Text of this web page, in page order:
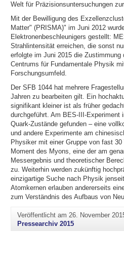
Welt für Präzisionsuntersuchungen
Mit der Bewilligung des
Matter" (PRISMA)" im Juni 2012
Elektronenbeschleunigers gestellt:
Strahlintensität erreichen, die sonst
erfolgte im Juni 2015 die
Centrums für Fundamentale Physik
Forschungsumfeld.
Der SFB 1044 hat mehrere
Jahren zu bearbeiten gilt. Ein
signifikant kleiner ist als früher
durchgeführt. Am BES-III-Experiment
Quark-Zustände gefunden – eine
und andere Experimente am
Physiker mit einer Gruppe von fast
Moment des Myons, eine der am
Messergebnis und theoretischer
zu. Weiterhin werden zukünftig
einzigartige Suche nach Physik
Atomkernen erlauben andererseits
zum Verständnis des Aufbaus von
Veröffentlicht am 26. November
Pressearchiv 2015